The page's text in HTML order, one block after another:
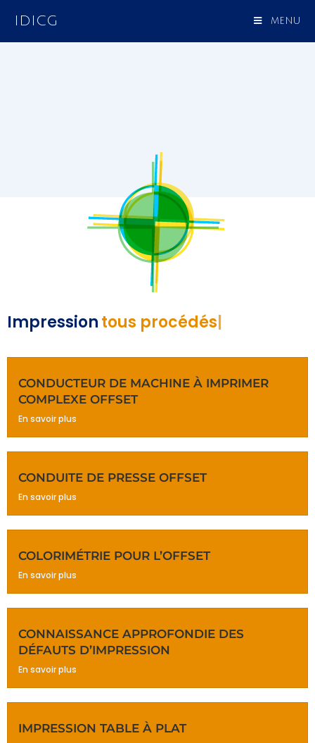
IDICG MENU
Impressiontous procédés
CONDUCTEUR DE MACHINE À IMPRIMER
COMPLEXE OFFSET
En savoir plus
CONDUITE DE PRESSE OFFSET
En savoir plus
COLORIMÉTRIE POUR L’OFFSET
En savoir plus
CONNAISSANCE APPROFONDIE DES
DÉFAUTS D’IMPRESSION
En savoir plus
IMPRESSION TABLE À PLAT